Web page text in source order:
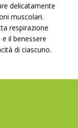
delicatamente
muscolari.
respirazione
il benessere
di ciascuno.